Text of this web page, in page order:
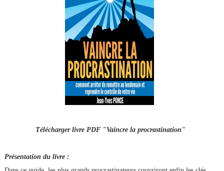
Télécharger livre PDF "Vaincre la procrastination"
Présentation du livre :